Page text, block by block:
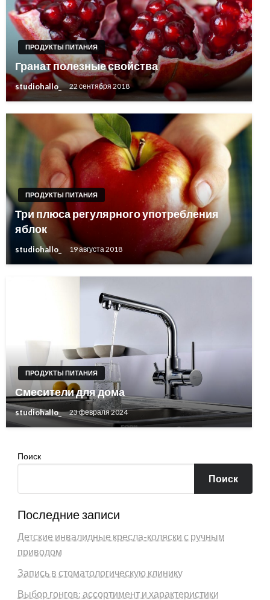
ПРОДУКТЫ ПИТАНИЯ
Гранат полезные свойства
studiohallo_ 22 сентября 2018
ПРОДУКТЫ ПИТАНИЯ
Три плюса регулярного употребления
яблок
studiohallo_ 19 августа 2018
ПРОДУКТЫ ПИТАНИЯ
Смесители для дома
studiohallo_ 23 февраля 2024
Поиск
Поиск
Последние записи
Детские инвалидные кресла-коляски с ручным
приводом
Запись в стоматологическую клинику
Выбор гонгов: ассортимент и характеристики